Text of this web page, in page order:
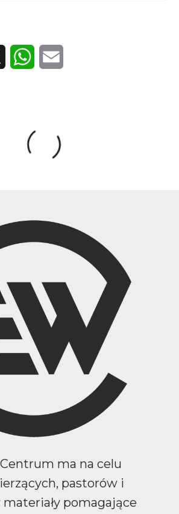
ma na celu
pastorów i
pomagające